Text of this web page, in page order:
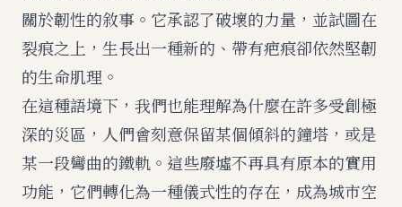
關於韌性的敘事。它承認了破壞的力量，並試圖在
裂痕之上，生長出一種新的、帶有疤痕卻依然堅韌
的生命肌理。
在這種語境下，我們也能理解為什麼在許多受創極
深的災區，人們會刻意保留某個傾斜的鐘塔，或是
某一段彎曲的鐵軌。這些廢墟不再具有原本的實用
功能，它們轉化為一種儀式性的存在，成為城市空